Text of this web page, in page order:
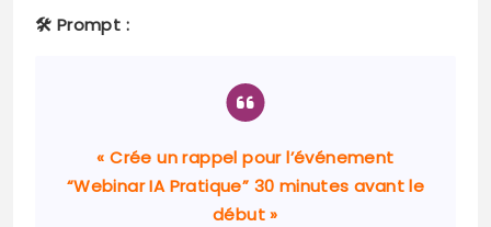
🛠️ Prompt :
« Crée un rappel pour l’événement
“Webinar IA Pratique” 30 minutes avant le
début »